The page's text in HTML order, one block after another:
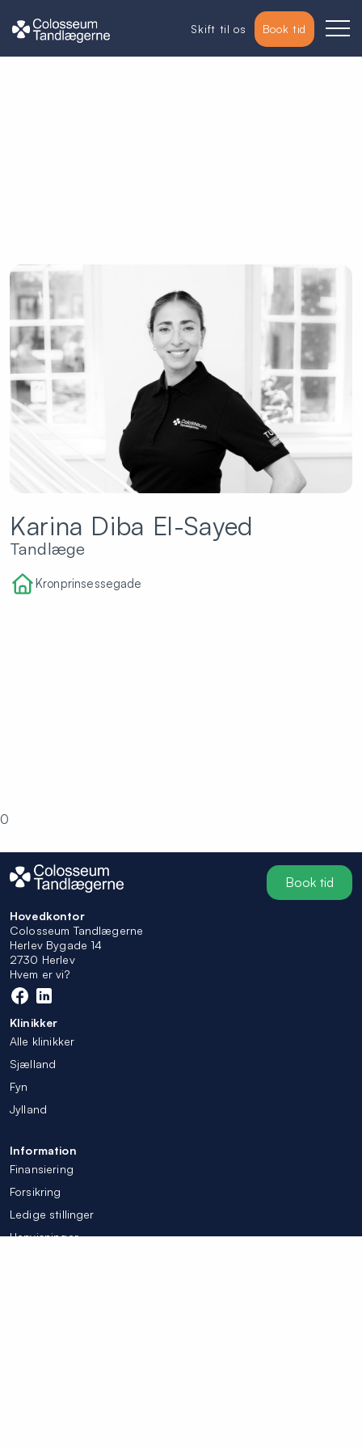
Karina Diba El-Sayed
Tandlæge
Kronprinsessegade
0
Book tid
Hovedkontor
Colosseum Tandlægerne
Herlev Bygade 14
2730 Herlev
Hvem er vi?
Klinikker
Alle klinikker
Sjælland
Fyn
Jylland
Information
Finansiering
Forsikring
Ledige stillinger
Henvisninger
Skift til os Book tid